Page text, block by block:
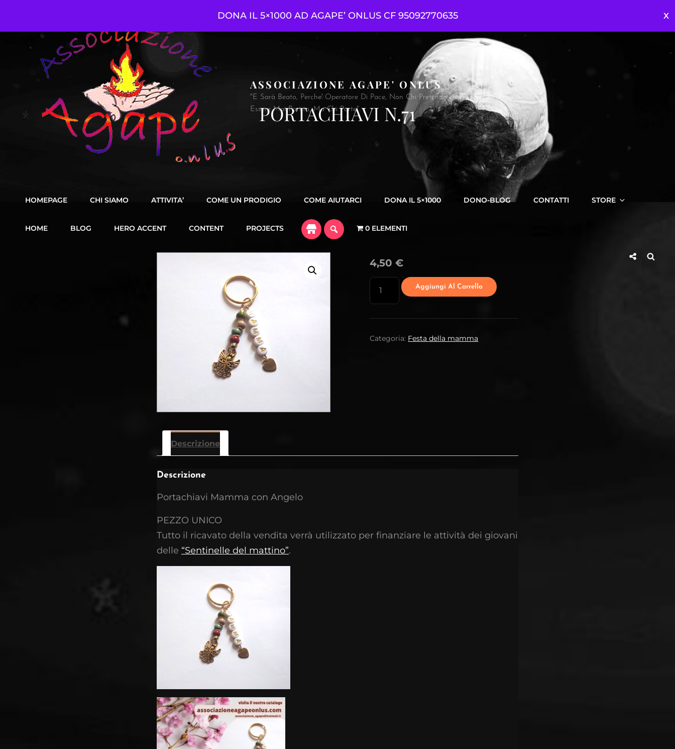
DONA IL 5×1000 AD AGAPE’ ONLUS CF 95092770635
ASSOCIAZIONE AGAPE' ONLUS
"E Sarà Beato, Perche' Operatore Di Pace, Non Chi Pretende Di Trovarsi All'arrivo Senza
Essere Mai Partito, Ma Chi Parte".
HOMEPAGE CHI SIAMO ATTIVITA’ COME UN PRODIGIO COME AIUTARCI DONA IL 5×1000 DONO-BLOG CONTATTI STORE
HOME BLOG HERO ACCENT CONTENT PROJECTS 0 ELEMENTI
Social
PORTACHIAVI N.71
4,50€
PORTACHIAVI
N.71
QUANTITÀ
Aggiungi Al Carrello
Categoria: Festa della mamma
Descrizione
Descrizione
Portachiavi Mamma con Angelo
PEZZO UNICO
Tutto il ricavato della vendita verrà utilizzato per finanziare le attività dei giovani
delle “Sentinelle del mattino”.